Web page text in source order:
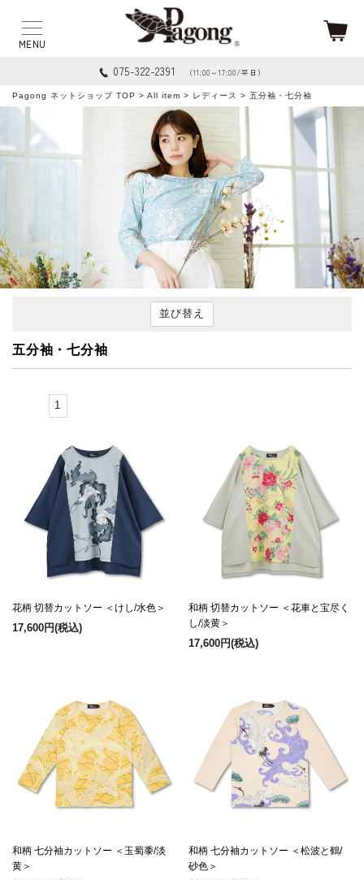
075-322-2391 （11:00～17:00/平日）
Pagong ネットショップ TOP > All item > レディース > 五分袖・七分袖
並び替え
五分袖・七分袖
1
花柄 切替カットソー ＜けし/水色＞
17,600円(税込)
和柄 切替カットソー ＜花車と宝尽く
し/淡黄＞
17,600円(税込)
和柄 七分袖カットソー ＜玉蜀黍/淡
黄＞
和柄 七分袖カットソー ＜松波と鶴/
砂色＞